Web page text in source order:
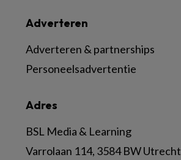
Adres
BSL Media & Learning
Varrolaan 114, 3584 BW Utrecht
Adverteren
Adverteren & partnerships
Personeelsadvertentie